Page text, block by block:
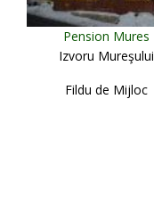
Pension Mures
Izvoru Mureşului
Fildu de Mijloc